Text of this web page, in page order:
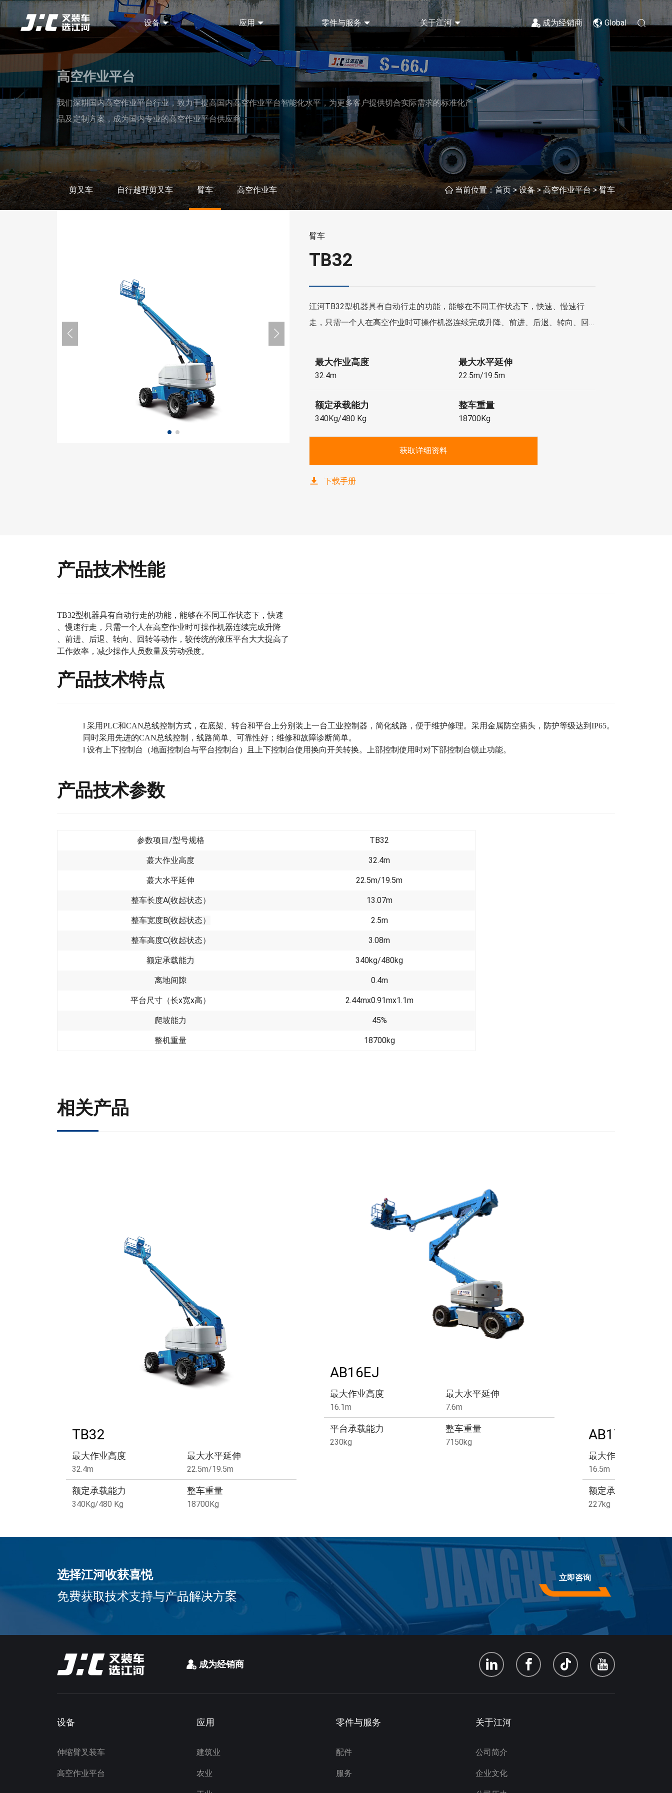
设备 应用 零件与服务 关于江河 成为经销商 Global
高空作业平台
我们深耕国内高空作业平台行业，致力于提高国内高空作业平台智能化水平，为更多客户提供切合实际需求的标准化产
品及定制方案，成为国内专业的高空作业平台供应商。
剪叉车 自行越野剪叉车 臂车 高空作业车 当前位置：首页 >设备>高空作业平台>臂车
臂车
TB32
江河TB32型机器具有自动行走的功能，能够在不同工作状态下，快速、慢速行
走，只需一个人在高空作业时可操作机器连续完成升降、前进、后退、转向、回
最大作业高度
32.4m
最大水平延伸
22.5m/19.5m
额定承载能力
340Kg/480 Kg
整车重量
18700Kg
获取详细资料
下载手册
产品技术性能
TB32型机器具有自动行走的功能，能够在不同工作状态下，快速
、慢速行走，只需一个人在高空作业时可操作机器连续完成升降
、前进、后退、转向、回转等动作，较传统的液压平台大大提高了
工作效率，减少操作人员数量及劳动强度。
产品技术特点
l 采用PLC和CAN总线控制方式，在底架、转台和平台上分别装上一台工业控制器，简化线路，便于维护修理。采用金属防空插头，防护等级达到IP65。
同时采用 先进的CAN总线控制，线路简单、可靠性好； 维修和故障诊断简单。
l 设有上下控制台（地面控制台与平台控制台）且上下控制台使用换向开关转换。上部控制使用时对下部控制台锁止功能。
产品技术参数
参数项目/型号规格 TB32
蕞大作业高度 32.4m
蕞大水平延伸 22.5m/19.5m
整车长度A(收起状态） 13.07m
整车宽度B(收起状态） 2.5m
整车高度C(收起状态） 3.08m
额定承载能力 340kg/480kg
离地间隙 0.4m
平台尺寸（长x宽x高） 2.44mx0.91mx1.1m
爬坡能力 45%
整机重量 18700kg
相关产品
TB32
最大作业高度
32.4m
最大水平延伸
22.5m/19.5m
额定承载能力
340Kg/480 Kg
整车重量
18700Kg
AB16EJ
最大作业高度
16.1m
最大水平延伸
7.6m
平台承载能力
230kg
整车重量
7150kg AB17
最大作业高度
16.5m
额定承载能力
227kg
选择江河收获喜悦
免费获取技术支持与产品解决方案
立即咨询
成为经销商
设备
伸缩臂叉装车
高空作业平台
应用
建筑业
农业
零件与服务
配件
服务
关于江河
公司简介
企业文化